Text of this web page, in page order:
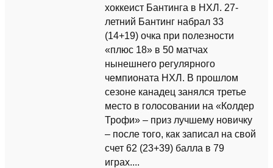
хоккеист Бантинга в НХЛ. 27-
летний Бантинг набрал 33
(14+19) очка при полезности
«плюс 18» в 50 матчах
нынешнего регулярного
чемпионата НХЛ. В прошлом
сезоне канадец занялся третье
место в голосовании на «Колдер
Трофи» – приз лучшему новичку
– после того, как записал на свой
счет 62 (23+39) балла в 79
играх....